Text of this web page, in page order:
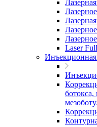
​​Laser
Инъекционная
ботокса,